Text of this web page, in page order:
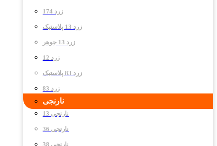
زرد 174
زرد 13 پلاستیک
زرد 13 جوهر
زرد 12
زرد 83 پلاستیک
زرد 83
نارنجی
نارنجی 13
نارنجی 36
نارنجی 38